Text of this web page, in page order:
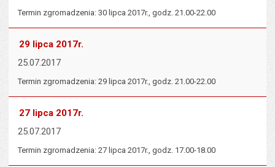
Termin zgromadzenia: 30 lipca 2017r., godz. 21.00-22.00
29 lipca 2017r.
25.07.2017
Termin zgromadzenia: 29 lipca 2017r., godz. 21.00-22.00
27 lipca 2017r.
25.07.2017
Termin zgromadzenia: 27 lipca 2017r., godz. 17.00-18.00